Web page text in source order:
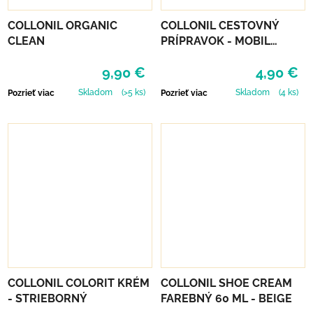
COLLONIL ORGANIC
CLEAN
9,90 €
Pozrieť viac Skladom (>5 ks)
COLLONIL CESTOVNÝ
PRÍPRAVOK - MOBIL
4,90 €
Pozrieť viac Skladom (4 ks)
COLLONIL COLORIT KRÉM
- STRIEBORNÝ
COLLONIL SHOE CREAM
FAREBNÝ 60 ML - BEIGE